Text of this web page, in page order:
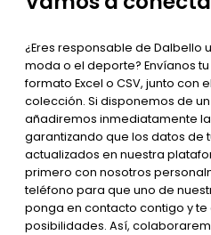
¿Eres responsable de Dalbello
moda o el deporte? Envíanos
formato Excel o CSV, junto con
colección. Si disponemos de
añadiremos inmediatamente
garantizando que los datos de
actualizados en nuestra
primero con nosotros
teléfono para que uno de
ponga en contacto contigo y
posibilidades. Así,